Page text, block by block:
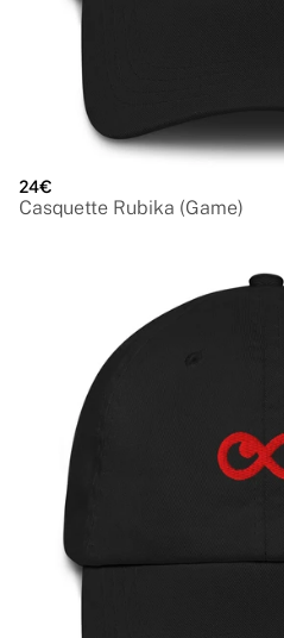
24€
Casquette Rubika (Game)